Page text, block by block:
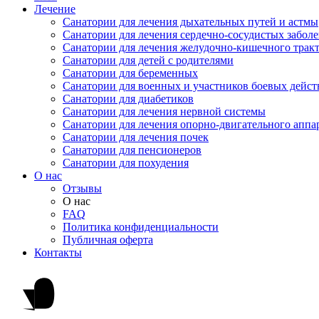
Лечение
Санатории для лечения дыхательных путей и астмы
Санатории для лечения сердечно-сосудистых
Санатории для лечения желудочно-кишечного
Санатории для детей с родителями
Санатории для беременных
Санатории для военных и участников боевых
Санатории для диабетиков
Санатории для лечения нервной системы
Санатории для лечения опорно-двигательного
Санатории для лечения почек
Санатории для пенсионеров
Санатории для похудения
О нас
Отзывы
О нас
FAQ
Политика конфиденциальности
Публичная оферта
Контакты